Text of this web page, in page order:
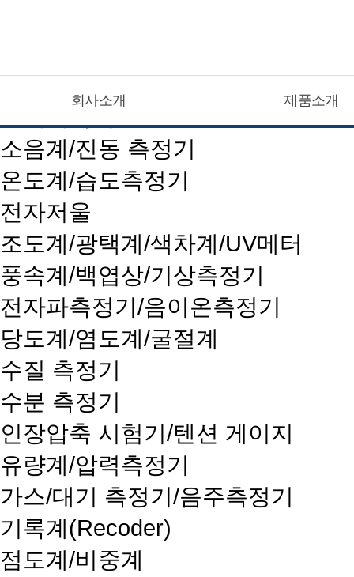
회사소개 제품소개
CATEGOLY LIST
현대계측기
소음계/진동 측정기
온도계/습도측정기
전자저울
조도계/광택계/색차계/UV메터
풍속계/백엽상/기상측정기
전자파측정기/음이온측정기
당도계/염도계/굴절계
수질 측정기
수분 측정기
인장압축 시험기/텐션 게이지
유량계/압력측정기
가스/대기 측정기/음주측정기
기록계(Recoder)
점도계/비중계